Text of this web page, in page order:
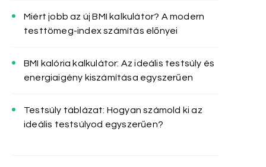
Miért jobb az új BMI kalkulátor? A modern
testtömeg-index számítás előnyei
BMI kalória kalkulátor: Az ideális testsúly és
energiaigény kiszámítása egyszerűen
Testsúly táblázat: Hogyan számold ki az
ideális testsúlyod egyszerűen?